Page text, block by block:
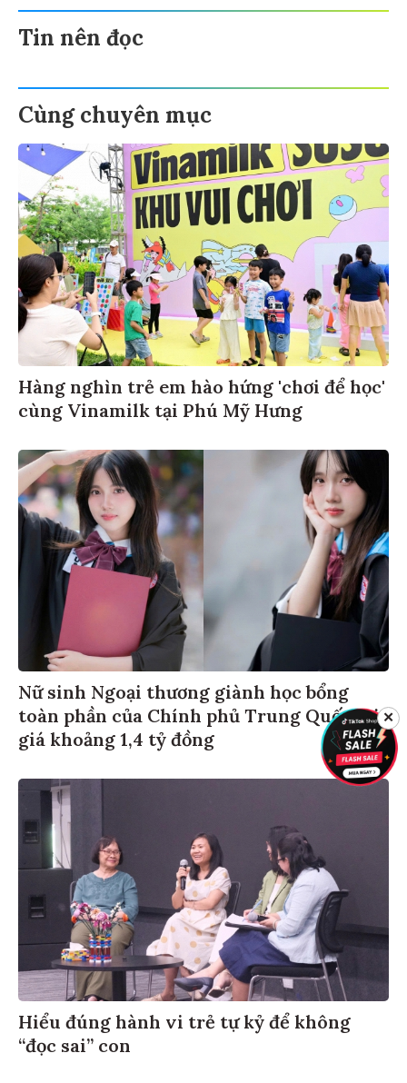
Tin nên đọc
Cùng chuyên mục
Hàng nghìn trẻ em hào hứng 'chơi để học'
cùng Vinamilk tại Phú Mỹ Hưng
Nữ sinh Ngoại thương giành học bổng
toàn phần của Chính phủ Trung Quốc trị
giá khoảng 1,4 tỷ đồng
Hiểu đúng hành vi trẻ tự kỷ để không
“đọc sai” con
✕